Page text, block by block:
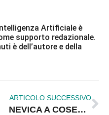
Artificiale è
supporto redazionale.
è dell’autore e della
ARTICOLO SUCCESSIVO
NEVICA A COSENZA, CATANZARO E SULLA A/3